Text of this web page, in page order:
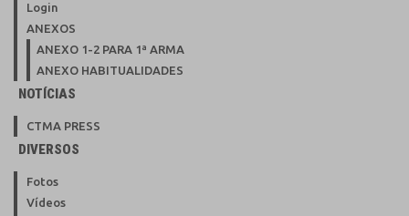
Login
ANEXOS
ANEXO 1-2 PARA 1ª ARMA
ANEXO HABITUALIDADES
NOTÍCIAS
CTMA PRESS
DIVERSOS
Fotos
Vídeos